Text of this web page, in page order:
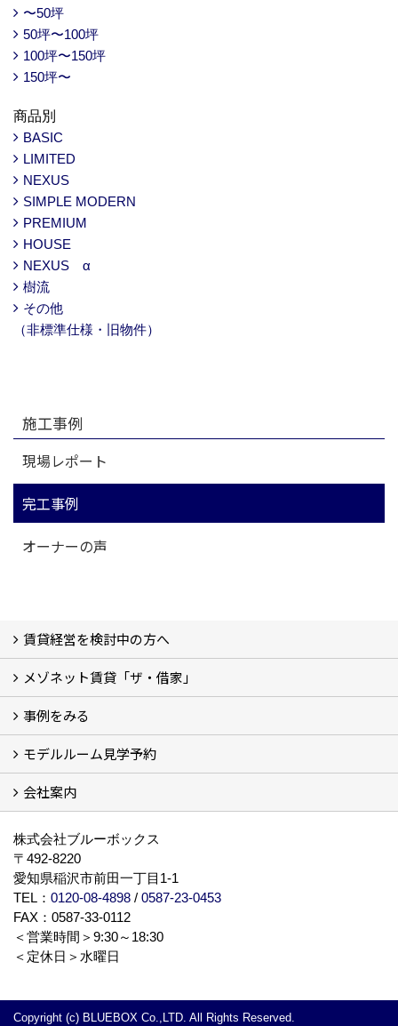
〜50坪
50坪〜100坪
100坪〜150坪
150坪〜
商品別
BASIC
LIMITED
NEXUS
SIMPLE MODERN
PREMIUM
HOUSE
NEXUS α
樹流
その他
（非標準仕様・旧物件）
施工事例
現場レポート
完工事例
オーナーの声
賃貸経営を検討中の方へ
私たちの考え方
賃貸経営の成功学
様々な無料サービス
相続税とは
よくあるご質問
メゾネット賃貸「ザ・借家」
ザ・借家について詳しく知る (2)
事例をみる
建設中の現場レポート
完成した建物を見てみる
オーナーの声
モデルルーム見学予約
モデルルーム見学予約
会社案内
株式会社ブルーボックス
〒492-8220
愛知県稲沢市前田一丁目1-1
TEL： 0120-08-4898 / 0587-23-0453
FAX：0587-33-0112
＜営業時間＞9:30～18:30
＜定休日＞水曜日
Copyright (c) BLUEBOX Co.,LTD. All Rights Reserved.